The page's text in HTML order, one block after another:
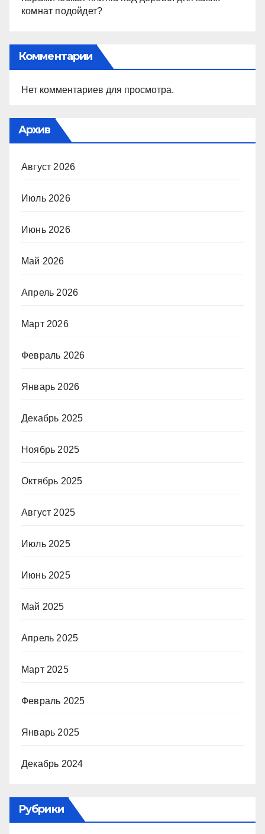
комнат подойдет?
Комментарии
Нет комментариев для просмотра.
Архив
Август 2026
Июль 2026
Июнь 2026
Май 2026
Апрель 2026
Март 2026
Февраль 2026
Январь 2026
Декабрь 2025
Ноябрь 2025
Октябрь 2025
Август 2025
Июль 2025
Июнь 2025
Май 2025
Апрель 2025
Март 2025
Февраль 2025
Январь 2025
Декабрь 2024
Рубрики